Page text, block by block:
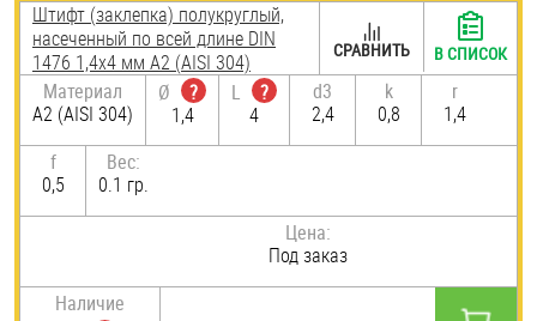
Штифт (заклепка) полукруглый,
насеченный по всей длине DIN
1476 1,4х4 мм А2 (AISI 304)
Материал
А2 (AISI 304)
Ø
?
1,4
L
?
4
d3
2,4
k
0,8
r
1,4
f
0,5
Вес:
0.1 гр.
Цена:
Под заказ
Наличие
СРАВНИТЬ В СПИСОК